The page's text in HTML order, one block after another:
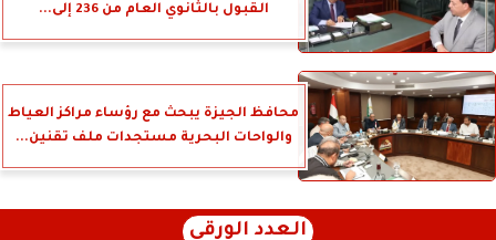
القبول بالثانوي العام من 236 إلى...
محافظ الجيزة يبحث مع رؤساء مراكز العياط
والواحات البحرية مستجدات ملف تقنين...
العدد الورقي